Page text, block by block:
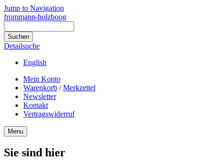
Jump to Navigation
frommann-holzboog
Detailsuche
English
Mein Konto
Warenkorb /Merkzettel
Newsletter
Kontakt
Vertragswiderruf
Menu
Sie sind hier